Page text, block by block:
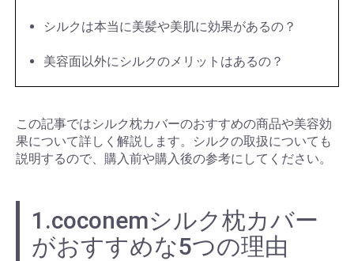
シルクは本当に美髪や美肌に効果があるの？
美容面以外にシルクのメリットはあるの？
この記事ではシルク枕カバーのおすすめの商品や美容効
果について詳しく解説します。シルクの取扱についても
説明するので、購入前や購入後の参考にしてください。
1.coconemシルク枕カバー
がおすすめな5つの理由